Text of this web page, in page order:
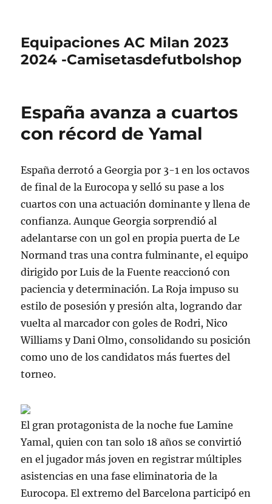
Equipaciones AC Milan 2023
2024 -Camisetasdefutbolshop
España avanza a cuartos
con récord de Yamal
España derrotó a Georgia por 3-1 en los octavos
de final de la Eurocopa y selló su pase a los
cuartos con una actuación dominante y llena de
confianza. Aunque Georgia sorprendió al
adelantarse con un gol en propia puerta de Le
Normand tras una contra fulminante, el equipo
dirigido por Luis de la Fuente reaccionó con
paciencia y determinación. La Roja impuso su
estilo de posesión y presión alta, logrando dar
vuelta al marcador con goles de Rodri, Nico
Williams y Dani Olmo, consolidando su posición
como uno de los candidatos más fuertes del
torneo.
El gran protagonista de la noche fue Lamine
Yamal, quien con tan solo 18 años se convirtió
en el jugador más joven en registrar múltiples
asistencias en una fase eliminatoria de la
Eurocopa. El extremo del Barcelona participó en